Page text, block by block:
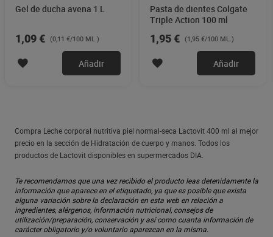
Gel de ducha avena 1 L
1,09 € (0,11 €/100 ML.)
Añadir
Pasta de dientes Colgate
Triple Action 100 ml
1,95 € (1,95 €/100 ML.)
Añadir
Compra Leche corporal nutritiva piel normal-seca Lactovit 400 ml al mejor
precio en la sección de Hidratación de cuerpo y manos. Todos los
productos de Lactovit disponibles en supermercados DIA.
Te recomendamos que una vez recibido el producto leas detenidamente la
información que aparece en el etiquetado, ya que es posible que exista
alguna variación sobre la declaración en esta web en relación a
ingredientes, alérgenos, información nutricional, consejos de
utilización/preparación, conservación y así como cuanta información de
carácter obligatorio y/o voluntario aparezcan en la misma.